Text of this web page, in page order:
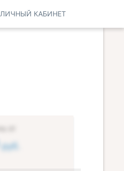
ЛИЧНЫЙ КАБИНЕТ
руб.